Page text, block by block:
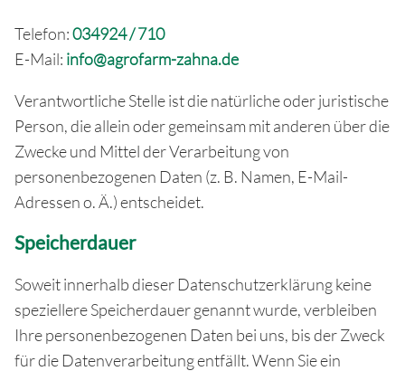
Telefon: 034924 / 710
E-Mail: info@agrofarm-zahna.de
Verantwortliche Stelle ist die natürliche oder juristische
Person, die allein oder gemeinsam mit anderen über die
Zwecke und Mittel der Verarbeitung von
personenbezogenen Daten (z. B. Namen, E-Mail-
Adressen o. Ä.) entscheidet.
Speicherdauer
Soweit innerhalb dieser Datenschutzerklärung keine
speziellere Speicherdauer genannt wurde, verbleiben
Ihre personenbezogenen Daten bei uns, bis der Zweck
für die Datenverarbeitung entfällt. Wenn Sie ein